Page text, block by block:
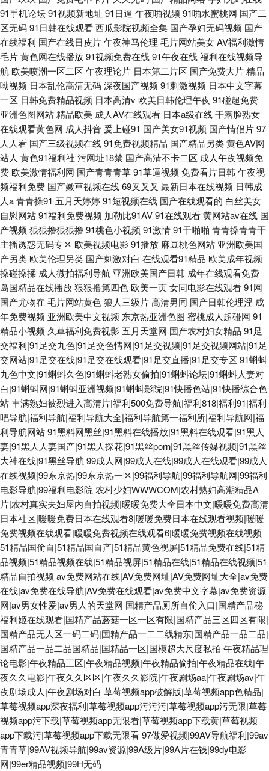
91手机论坛91视频新地址 91日逼 午夜啪视频 91啪水蜜桃网 国产二
区无码91日韩在线观看西瓜影院视频全集 国产孕妇无码视频 国产
在线福利 国产在线日皮片午夜神马伦理 毛片网站美女AV福利激情
毛片黄色网在线播放91视频免费在线91午夜在线福利在线视频导
航 欧美喷潮一区二区 午夜理论片 日本第二片区 国产免费大片精品
呦视频 日本乱伦高清无码深夜国产视频 91刺激视频 日本中文字幕
一区 日韩免费精品视频 日本高清v 欧美日韩伦理午夜 91碰超免费
亚洲色图网站精品欧美 成人AV在线观看 日本a级在线干露脸熟女
在线观看黄色网 成人抖音 爰上碰91 国产美女91视频 国产情侣片97
人人看 国产三级视频在线91免费视频精品 国产精品另类黄色AV网
站人 黄色91福利社 污网址18禁 国产高清不卡二区 成人午夜视频免
费 欧美激情福利网 国产青青青草91草逼视频 免费看片日韩 午夜视
频福利免费 国产嫩草视频在线69叉叉叉 最新日本在线视频 日韩成
人a青青操91 五月天婷婷91短视频在线 国产在线观看的 白丝美女
自慰网站91福利免费视频 加勒比91AV91在线观看黄网站av在线 国
产视频 狠狠擼狠狠擼91桃色小视频 91激情91干啪啪 青青操青青干
主播诱惑无码专区 欧美视频电影91播放 麻豆桃色网站 亚洲欧美国
产另类 欧美伦理另类 国产刺激对白 在线观看91精品 欧美成年视频
操碰操揉 成人微拍福利导航 亚洲欧美国产日韩 成年在线观看免费
岛国精品在线播放狠狠撸第四色 欧美一页女同电影在线观看91网
国产尤物在 毛片网站黄色狼人三级片高清男同 国产日韩伦理淫 成
年免费视频 亚洲欧美中文视频 东京热亚洲色图 蜜桃成人超碰网 91
精品小视频 久草福利免费视影五月天堂网 国产农村妇女精品 91足
交福利|91足交九色|91足交色情网|91足交视频|91足交视频网站|91足
交网站|91足交在线|91足交在线观看|91足交直播|91足交专区 91蝌蚪
九色中文|91蝌蚪久色|91蝌蚪老熟女偷拍|91蝌蚪论坛|91蝌蚪人妻对
白|91蝌蚪网|91蝌蚪亚洲视频|91蝌蚪影院|91快播色站|91快播综合色
站丰满熟妇被烈进入高清片|福利500免费导航|福利818|福利91|福利
吧导航|福利导航|福利导航大全|福利导航第一福利所|福利导航网|福
利导航网站91黑料网黑丝|91黑料在线播放|91黑料在线观看|91黑人
妻|91黑人人妻国产|91黑人探花|91黑丝porn|91黑丝传媒视频|91黑丝
大神在线|91黑丝导航99成人网|99成人在线|99成人在线观看|99成人
在线视频|99东京热|99东京热一区|99福利导航|99福利导航网|99福利
电影导航|99福利电影院农村少妇WWWCOM|农村熟妇高潮精品A
片|农村真实夫妇屋内自拍视频|暖暖免费大全日本中文|暖暖免费高清
日本社区|暖暖免费日本在线观看8|暖暖免费日本在线观看视频|暖暖
免费视频在线观看|暖暖免费视频在线观看6|暖暖免费视频在线视频
51精品国偷自|51精品国自产|51精品黄色视屏|51精品免费在线|51精
品视频|51精品视频在线|51精品视屏|51精品在线|51精品在线视频|51
精品自拍视频 av免费网站在线|AV免费网址|AV免费网址大全|av免费
在线|av免费在线导航|AV免费在线观看|av免费中文字幕|av免费资源
网|av男女性爱|av男人的天堂网 国精产品厕所自偷入口|国精产品秘
福利姬在线观看|国精产品蘑菇一区一区有限|国精产品三区四区有限|
国精产品无人区一码二码|国精产品一二二线精东|国精产品一品二品|
国精产品一品二品国精品|国精品一区|国模超大尺度私拍 午夜精品理
论电影|午夜精品三区|午夜精品视频|午夜精品偷拍|午夜精品在线|午
夜久久电影|午夜久久区区|午夜久久影院|午夜剧场aa|午夜剧场av|午
夜剧场成人|午夜剧场对白 草莓视频app破解版|草莓视频app色精品|
草莓视频app深夜福利|草莓视频app污污污|草莓视频app污无限|草莓
视频app污下载|草莓视频app无限看|草莓视频app下载黄|草莓视频
app下载污|草莓视频app下载无限看97做爱视频|99AV导航福利|99av
青青草|99AV视频导航|99av资源|99A级片|99A片在钱|99dy电影
网|99er精品视频|99H无码